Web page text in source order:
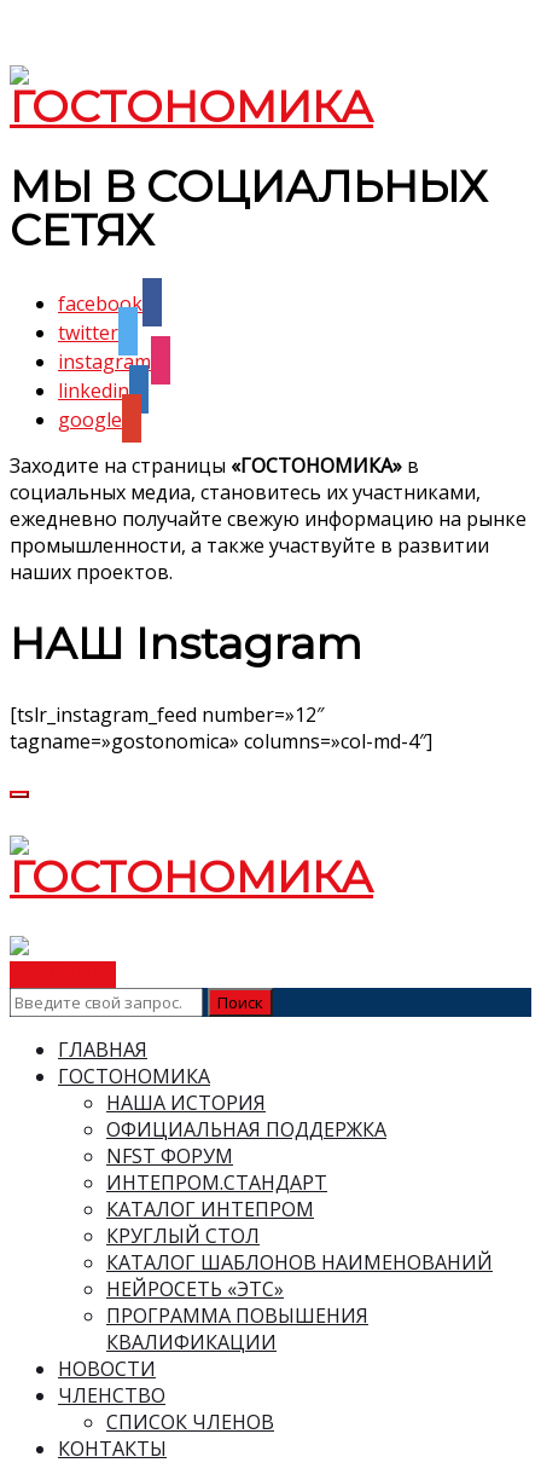
МЫ В СОЦИАЛЬНЫХ
СЕТЯХ
facebook
twitter
instagram
linkedin
google
Заходите на страницы «ГОСТОНОМИКА» в
социальных медиа, становитесь их участниками,
ежедневно получайте свежую информацию на рынке
промышленности, а также участвуйте в развитии
наших проектов.
НАШ Instagram
[tslr_instagram_feed number=»12″
tagname=»gostonomica» columns=»col-md-4″]
ГЛАВНАЯ
ГОСТОНОМИКА
НАША ИСТОРИЯ
ОФИЦИАЛЬНАЯ ПОДДЕРЖКА
NFST ФОРУМ
ИНТЕПРОМ.СТАНДАРТ
КАТАЛОГ ИНТЕПРОМ
КРУГЛЫЙ СТОЛ
КАТАЛОГ ШАБЛОНОВ НАИМЕНОВАНИЙ
НЕЙРОСЕТЬ «ЭТС»
ПРОГРАММА ПОВЫШЕНИЯ
КВАЛИФИКАЦИИ
НОВОСТИ
ЧЛЕНСТВО
СПИСОК ЧЛЕНОВ
КОНТАКТЫ